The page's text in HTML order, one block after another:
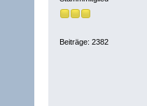
Beiträge: 2382